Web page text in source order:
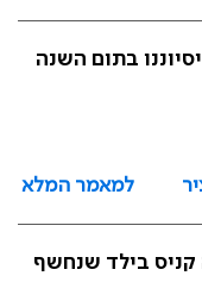
בתום השנה
למאמר המלא
קניס בילד שנחשף